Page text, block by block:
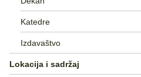
Katedre
Izdavaštvo
Lokacija i sadržaj